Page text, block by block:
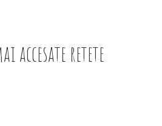
accesate retete